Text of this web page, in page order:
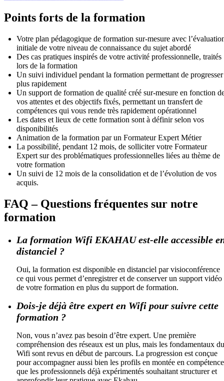
Points forts de la formation
Votre plan pédagogique de formation sur-mesure avec
initiale de votre niveau de connaissance du sujet abordé
Des cas pratiques inspirés de votre activité professionnelle, traités
lors de la formation
Un suivi individuel pendant la formation permettant de progresser
plus rapidement
Un support de formation de qualité créé sur-mesure en fonction
vos attentes et des objectifs fixés, permettant un transfert de
compétences qui vous rende très rapidement opérationnel
Les dates et lieux de cette formation sont à définir selon vos
disponibilités
Animation de la formation par un Formateur Expert Métier
La possibilité, pendant 12 mois, de solliciter votre Formateur
Expert sur des problématiques professionnelles liées au thème de
votre formation
Un suivi de 12 mois de la consolidation et de l’évolution de vos
acquis.
FAQ – Questions fréquentes sur notre
formation
La formation Wifi EKAHAU est-elle accessible
distanciel ?
Oui, la formation est disponible en distanciel par visioconférence
ce qui vous permet d’enregistrer et de conserver un support vidéo
de votre formation en plus du support de formation.
Dois-je déjà être expert en Wifi pour suivre cette
formation ?
Non, vous n’avez pas besoin d’être expert. Une première
compréhension des réseaux est un plus, mais les fondamentaux du
Wifi sont revus en début de parcours. La progression est conçue
pour accompagner aussi bien les profils en montée en
que les professionnels déjà expérimentés souhaitant structurer et